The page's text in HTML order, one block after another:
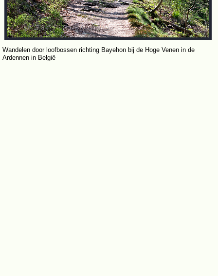
Wandelen door loofbossen richting Bayehon bij de Hoge Venen in de
Ardennen in België